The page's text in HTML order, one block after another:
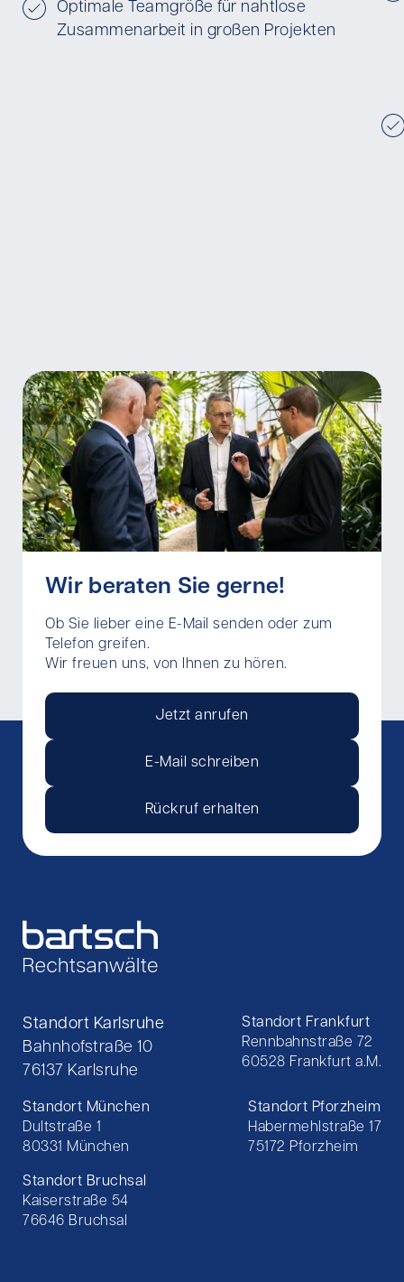
Optimale Teamgröße für nahtlose
Zusammenarbeit in großen Projekten
Wir beraten Sie gerne!
Ob Sie lieber eine E-Mail senden oder zum
Telefon greifen.
Wir freuen uns, von Ihnen zu hören.
Jetzt anrufen
E-Mail schreiben
Rückruf erhalten
Standort Karlsruhe
Bahnhofstraße 10
76137 Karlsruhe
Standort Frankfurt
Rennbahnstraße 72
60528 Frankfurt a.M.
Standort München
Dultstraße 1
80331 München
Standort Pforzheim
Habermehlstraße 17
75172 Pforzheim
Standort Bruchsal
Kaiserstraße 54
76646 Bruchsal